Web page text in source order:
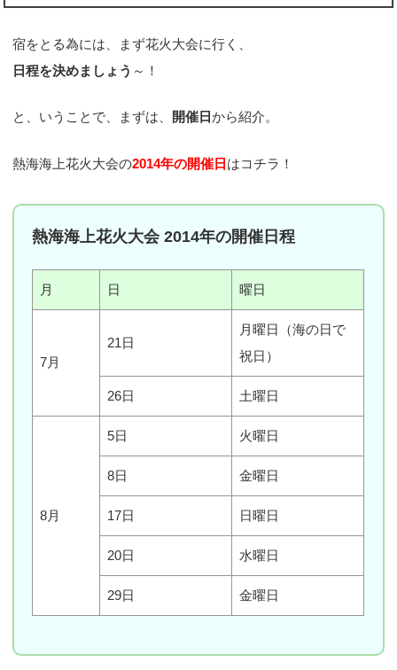
宿をとる為には、まず花火大会に行く、
日程を決めましょう ～！
と、いうことで、まずは、 開催日から紹介。
熱海海上花火大会の2014年の開催日 はコチラ！
熱海海上花火大会 2014年の開催日程
月 日 曜日
7月
21日
月曜日（海の日で
祝日）
26日 土曜日
8月
5日 火曜日
8日 金曜日
17日 日曜日
20日 水曜日
29日 金曜日